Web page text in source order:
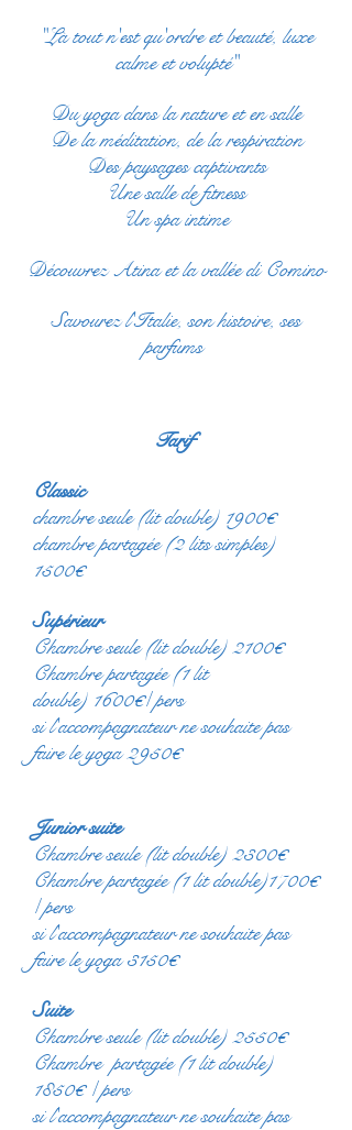
"Là tout n'est qu'ordre et beauté, luxe
calme et volupté"
Du yoga dans la nature et en salle
De la méditation, de la respiration
Des paysages captivants
Une salle de fitness
Un spa intime
Découvrez Atina et la vallée di Comino
Savourez l'Italie, son histoire, ses
parfums
Tarif
Classic
chambre seule (lit double) 1900€
chambre partagée (2 lits simples)
1500€
Supérieur
Chambre seule (lit double) 2100€
Chambre partagée (1 lit
double) 1600€/ pers
si l'accompagnateur ne souhaite pas
faire le yoga 2950€
Junior suite
Chambre seule (lit double) 2300€
Chambre partagée (1 lit double)1700€
/ pers
si l'accompagnateur ne souhaite pas
faire le yoga 3150€
Suite
Chambre seule (lit double) 2550€
Chambre partagée (1 lit double)
1850€ / pers
si l'accompagnateur ne souhaite pas